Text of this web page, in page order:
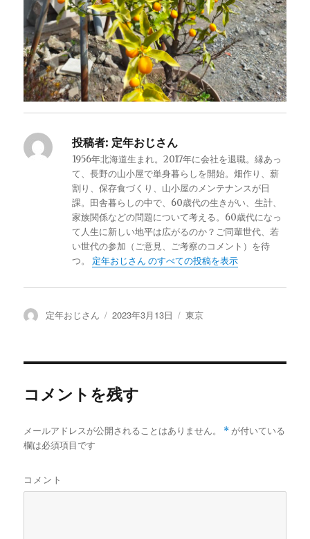
投稿者: 定年おじさん
1956年北海道生まれ。2017年に会社を退職。縁あっ
て、長野の山小屋で単身暮らしを開始。畑作り、薪
割り、保存食づくり、山小屋のメンテナンスが日
課。田舎暮らしの中で、60歳代の生きがい、生計、
家族関係などの問題について考える。60歳代になっ
て人生に新しい地平は広がるのか？ご同輩世代、若
い世代の参加（ご意見、ご考察のコメント）を待
つ。 定年おじさん のすべての投稿を表示
投
定年おじさん
投
2023年3月13日
カ
リ
東京
コメントを残す
メールアドレスが公開されることはありません。 *が付いている
欄は必須項目です
コメント